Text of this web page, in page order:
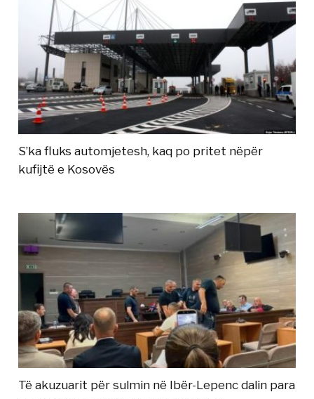
S’ka fluks automjetesh, kaq po pritet nëpër
kufijtë e Kosovës
Të akuzuarit për sulmin në Ibër-Lepenc dalin para